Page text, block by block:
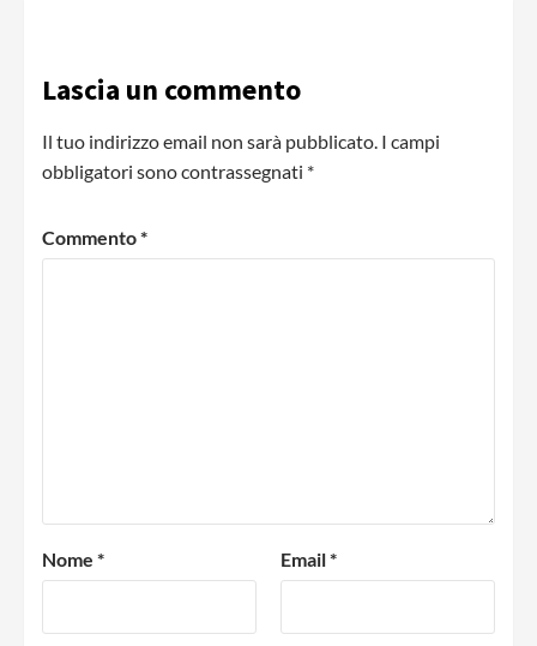
Lascia un commento
Il tuo indirizzo email non sarà pubblicato. I campi
obbligatori sono contrassegnati *
Commento*
Nome * Email*